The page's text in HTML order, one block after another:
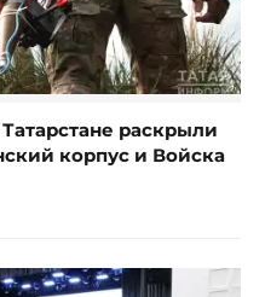
раскрыли
корпус и Войска